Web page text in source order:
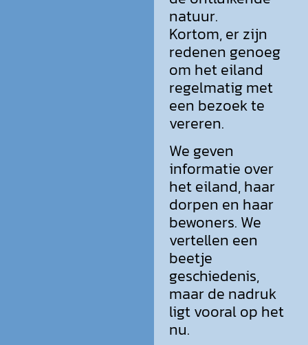
natuur.
Kortom, er zijn
redenen genoeg
om het eiland
regelmatig met
een bezoek te
vereren.
We geven
informatie over
het eiland, haar
dorpen en haar
bewoners. We
vertellen een
beetje
geschiedenis,
maar de nadruk
ligt vooral op het
nu.